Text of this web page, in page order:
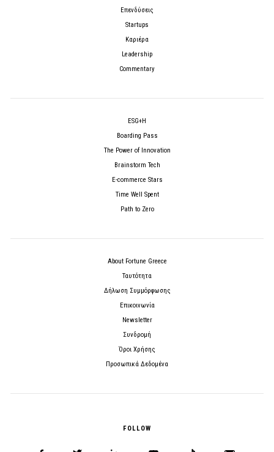
Επενδύσεις
Startups
Καριέρα
Leadership
Commentary
ESG+H
Boarding Pass
The Power of Innovation
Brainstorm Tech
E-commerce Stars
Time Well Spent
Path to Zero
About Fortune Greece
Ταυτότητα
Δήλωση Συμμόρφωσης
Επικοινωνία
Newsletter
Συνδρομή
Όροι Χρήσης
Προσωπικά Δεδομένα
FOLLOW